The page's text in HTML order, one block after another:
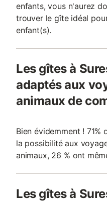
enfants, vous n'aurez
trouver le gîte idéal
enfant(s).
Les gîtes à
adaptés aux
animaux de
Bien évidemment ! 71%
la possibilité aux
animaux, 26 % ont
Les gîtes à